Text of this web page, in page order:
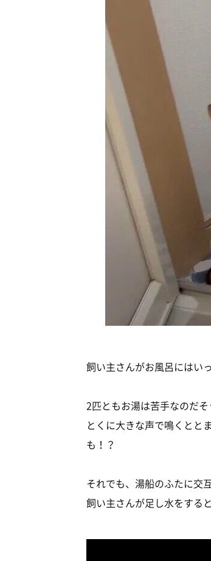
飼い主さんがお風呂にはい
2匹ともお湯は苦手なのだそ
とくに大きな声で鳴くとと
も！？
それでも、湯船のふたに交
飼い主さんが足し水をする